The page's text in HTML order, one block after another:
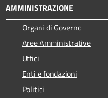
AMMINISTRAZIONE
Organi di Governo
Aree Amministrative
Uffici
Enti e fondazioni
Politici